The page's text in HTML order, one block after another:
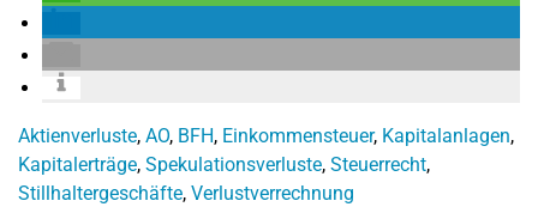
Aktienverluste, AO, BFH, Einkommensteuer, Kapitalanlagen,
Kapitalerträge, Spekulationsverluste, Steuerrecht,
Stillhaltergeschäfte, Verlustverrechnung